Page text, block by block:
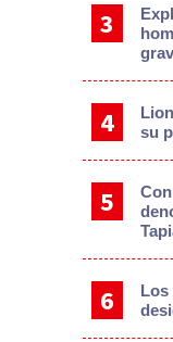
su
Los